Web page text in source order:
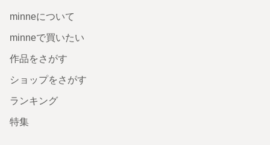
minneについて
minneで買いたい
作品をさがす
ショップをさがす
ランキング
特集